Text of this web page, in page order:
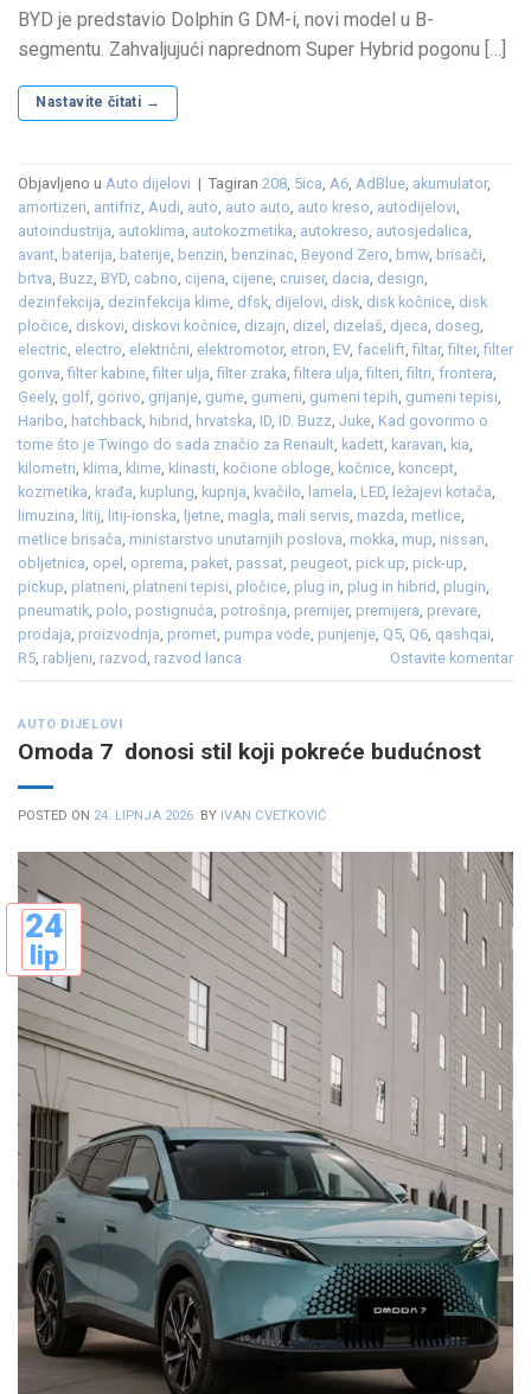
BYD je predstavio Dolphin G DM-i, novi model u B-
segmentu. Zahvaljujući naprednom Super Hybrid pogonu […]
Nastavite čitati →
Objavljeno u Auto dijelovi | Tagiran 208, 5ica, A6, AdBlue, akumulator,
amortizeri, antifriz, Audi, auto, auto auto, auto kreso, autodijelovi,
autoindustrija, autoklima, autokozmetika, autokreso, autosjedalica,
avant, baterija, baterije, benzin, benzinac, Beyond Zero, bmw, brisači,
brtva, Buzz, BYD, cabrio, cijena, cijene, cruiser, dacia, design,
dezinfekcija, dezinfekcija klime, dfsk, dijelovi, disk, disk kočnice, disk
pločice, diskovi, diskovi kočnice, dizajn, dizel , dizelaš, djeca, doseg,
electric, electro, električni, elektromotor, etron, EV, facelift,filtar,filter,filter
goriva,filter kabine,filter ulja,filter zraka,filtera ulja,filteri,filtri, frontera,
Geely, golf, gorivo, grijanje, gume, gumeni, gumeni tepih, gumeni tepisi,
Haribo, hatchback, hibrid, hrvatska, ID, ID. Buzz, Juke, Kad govorimo o
tome što je Twingo do sada značio za Renault, kadett, karavan, kia,
kilometri, klima, klime, klinasti, kočione obloge, kočnice, koncept,
kozmetika, krađa, kuplung, kupnja, kvačilo, lamela, LED, ležajevi kotača,
limuzina, litij, litij-ionska, ljetne, magla, mali servis, mazda, metlice,
metlice brisača, ministarstvo unutarnjih poslova, mokka, mup, nissan,
obljetnica, opel , oprema, paket, passat, peugeot, pick up, pick-up,
pickup, platneni, platneni tepisi, pločice, plug in, plug in hibrid, plugin,
pneumatik, polo, postignuća, potrošnja, premijer, premijera, prevare,
prodaja, proizvodnja, promet, pumpa vode, punjenje, Q5, Q6, qashqai,
R5, rabljeni, razvod, razvod lanca Ostavite komentar
AUTO DIJELOVI
Omoda 7 donosi stil koji pokreće budućnost
POSTED ON 24. LIPNJA 2026. BY IVAN CVETKOVIĆ
24
lip